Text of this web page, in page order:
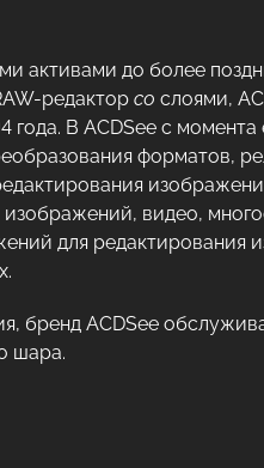
активами до более
редактор со слоями,
В ACDSee с момента
форматов,
видео,
для редактирования
бренд ACDSee
шара.